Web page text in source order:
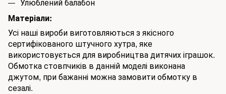
Улюблений балабон
Матеріали:
Усі наші вироби виготовляються з якісного
сертифікованого штучного хутра, яке
використовується для виробництва дитячих іграшок.
Обмотка стовпчиків в данній моделі виконана
джутом, при бажанні можна замовити обмотку в
сезалі.